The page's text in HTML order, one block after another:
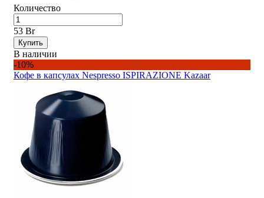
Количество
53 Br
Купить
В наличии
-10%
Кофе в капсулах Nespresso ISPIRAZIONE Kazaar